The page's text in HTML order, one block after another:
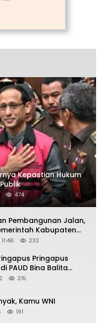
Kepastian Hukum
474
Pembangunan Jalan,
Kabupaten
Warganet
232
Pringapus
PAUD Bina Balita
Nasional 2026
215
Kamu WNI
191